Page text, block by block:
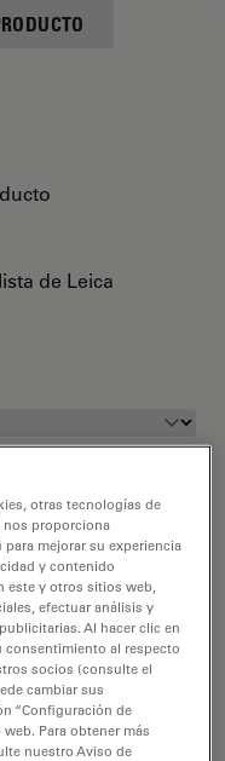
de Leica
opcional
otras tecnologías de
nos proporciona
mejorar su experiencia
y contenido
este y otros sitios web,
efectuar análisis y
Al hacer clic en
consentimiento al respecto
socios (consulte el
cambiar sus
“Configuración de
Para obtener más
nuestro Aviso de